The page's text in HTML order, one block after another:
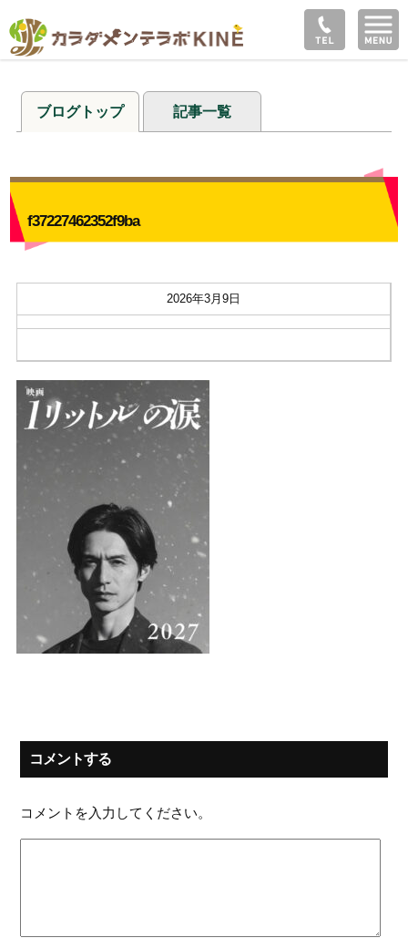
ブログトップ 記事一覧
f37227462352f9ba
2026年3月9日
コメントする
コメントを入力してください。